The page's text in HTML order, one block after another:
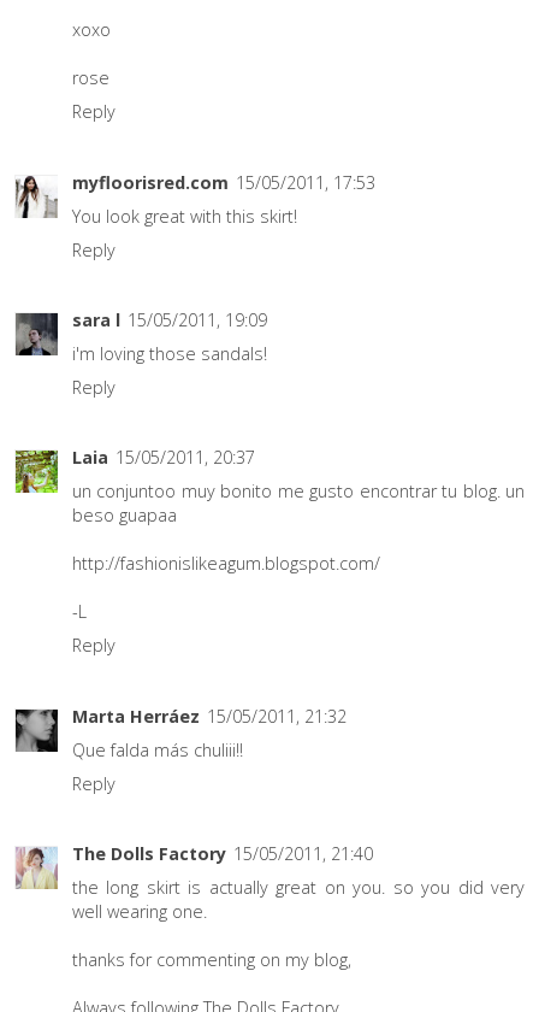
xoxo
rose
Reply
myfloorisred.com 15/05/2011, 17:53
You look great with this skirt!
Reply
sara l 15/05/2011, 19:09
i'm loving those sandals!
Reply
Laia 15/05/2011, 20:37
un conjuntoo muy bonito me gusto encontrar tu blog. un
beso guapaa
http://fashionislikeagum.blogspot.com/
-L
Reply
Marta Herráez 15/05/2011, 21:32
Que falda más chuliii!!
Reply
The Dolls Factory 15/05/2011, 21:40
the long skirt is actually great on you. so you did very
well wearing one.
thanks for commenting on my blog,